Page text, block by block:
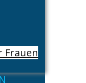
Frauen